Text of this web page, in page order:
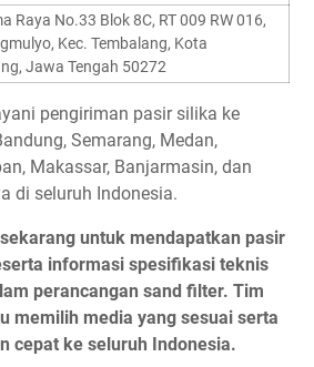
Raya No.33 Blok 8C, RT 009 RW 016,
Kec. Tembalang, Kota
Jawa Tengah 50272
pengiriman pasir silika ke
Semarang, Medan,
Makassar, Banjarmasin, dan
di seluruh Indonesia.
untuk mendapatkan pasir
informasi spesifikasi teknis
perancangan sand filter. Tim
memilih media yang sesuai serta
cepat ke seluruh Indonesia.